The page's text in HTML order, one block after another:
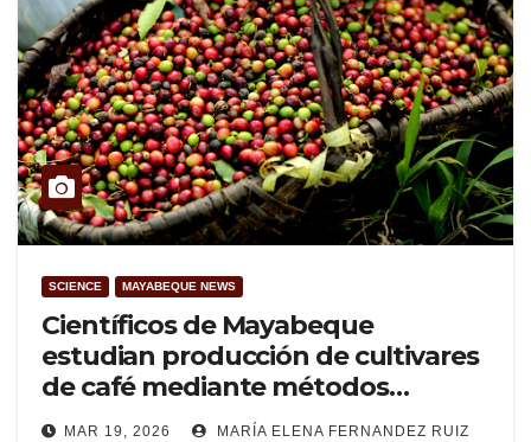
SCIENCE MAYABEQUE NEWS
Científicos de Mayabeque
estudian producción de cultivares
de café mediante métodos
biotecnológicos
MAR 19, 2026 MARÍA ELENA FERNANDEZ RUIZ